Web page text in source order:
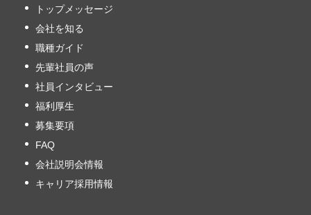
トップメッセージ
会社を知る
職種ガイド
先輩社員の声
社員インタビュー
福利厚生
募集要項
FAQ
会社説明会情報
キャリア採用情報